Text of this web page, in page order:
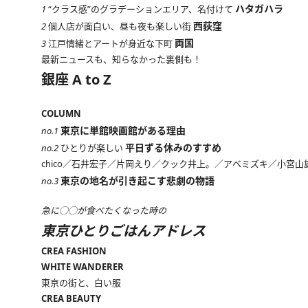
1 “クラス感”のグラデーションエリア、名付けて ハタガハラ
2個人店が面白い、昼も夜も楽しい街西荻窪
3江戸情緒とアートが身近な下町両国
最新ニュースも、知らなかった裏側も！
銀座 A to Z
COLUMN
no.1 東京に単館映画館がある理由
no.2 ひとりが楽しい 平日ずる休みのすすめ
chico／石井宏子／片岡えり／クック井上。／アベミズキ／小宮山
no.3東京の地名が引き起こす悲劇の物語
急に◯◯が食べたくなった時の
東京ひとりごはんアドレス
CREA FASHION
WHITE WANDERER
東京の街と、白い服
CREA BEAUTY